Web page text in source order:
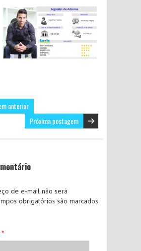
anterior
Próxima postagem
de e-mail não será
obrigatórios são marcados
*